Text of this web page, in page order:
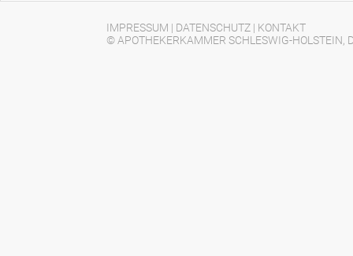
IMPRESSUM | DATENSCHUTZ | KONTAKT
© APOTHEKERKAMMER SCHLESWIG-HOLSTEIN,